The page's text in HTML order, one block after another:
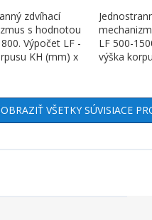
zdvíhací
s hodnotou
Výpočet LF -
KH (mm) x
LF 500-
výška
VŠETKY SÚVISIACE